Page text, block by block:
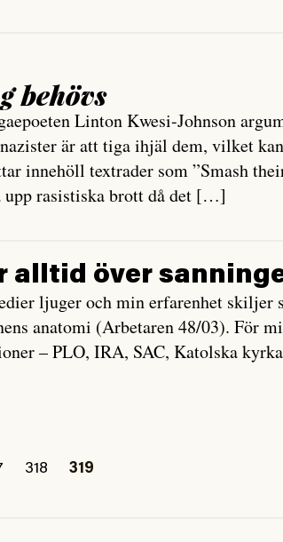
behövs
Linton Kwesi-Johnson
är att tiga ihjäl dem, vilket
innehöll textrader som ”Smash
upp rasistiska brott då det […]
alltid över
ljuger och min erfarenhet skiljer
anatomi (Arbetaren 48/03). För
– PLO, IRA, SAC, Katolska
318 319